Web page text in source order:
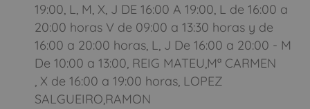
19:00, L, M, X, J DE 16:00 A 19:00, L de 16:00 a
20:00 horas V de 09:00 a 13:30 horas y de
16:00 a 20:00 horas, L, J De 16:00 a 20:00 - M
De 10:00 a 13:00, REIG MATEU,Mª CARMEN
, X de 16:00 a 19:00 horas, LOPEZ
SALGUEIRO,RAMON